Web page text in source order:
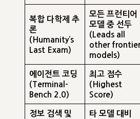
복합 다학제 추
론
(Humanity’s
Last Exam)
모든 프런티어
모델 중 선두
(Leads all
other frontier
models)
에이전트 코딩
(Terminal-
Bench 2.0)
최고 점수
(Highest
Score)
정보 검색 및
타 모델 대비